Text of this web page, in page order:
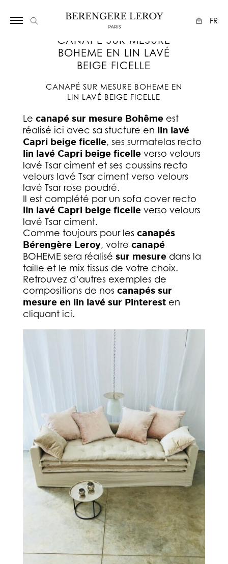
FR
CANAPÉ SUR MESURE
BOHEME EN LIN LAVÉ
BEIGE FICELLE
CANAPÉ SUR MESURE BOHEME EN
LIN LAVÉ BEIGE FICELLE
Le canapé sur mesure Bohêmeest
réalisé ici avec sa stucture en lin lavé
Capri beige ficelle, ses surmatelas recto
lin lavé Capri beige ficelleverso velours
lavé Tsar ciment et ses coussins recto
velours lavé Tsar ciment verso velours
lavé Tsar rose poudré.
Il est complété par un sofa cover recto
lin lavé Capri beige ficelleverso velours
lavé Tsar ciment.
Comme toujours pour les canapés
Bérengère Leroy, votre canapé
BOHEME sera réalisé sur mesuredans la
taille et le mix tissus de votre choix.
Retrouvez d’autres exemples de
compositions de nos canapés sur
mesure en lin lavé sur Pinteresten
cliquant ici.